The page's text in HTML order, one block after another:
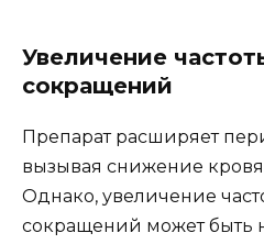
Увеличение
сокращений
Препарат расширяет
вызывая снижение
Однако, увеличение
сокращений может быть